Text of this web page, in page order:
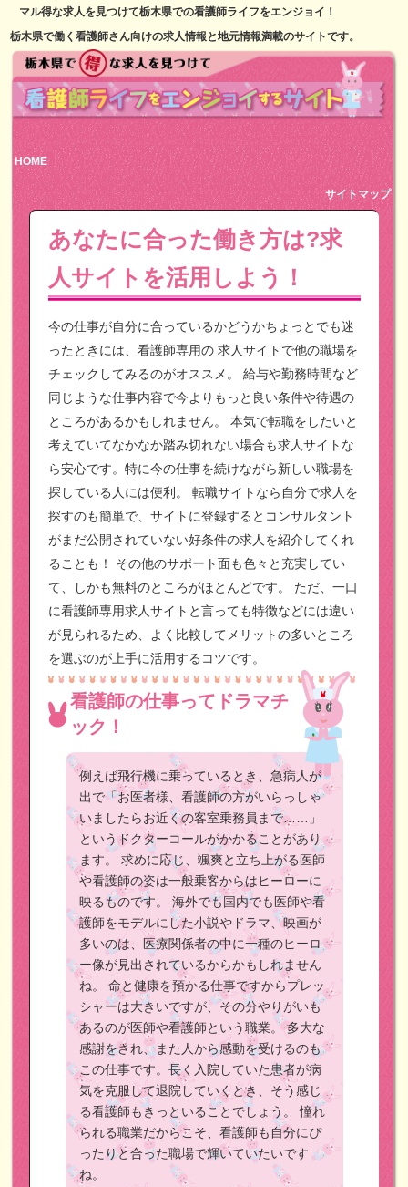
マル得な求人を見つけて栃木県での看護師ライフをエンジョイ！
栃木県で働く看護師さん向けの求人情報と地元情報満載のサイトです。
HOME
サイトマップ
あなたに合った働き方は?求
人サイトを活用しよう！
今の仕事が自分に合っているかどうかちょっとでも迷
ったときには、看護師専用の 求人サイトで他の職場を
チェックしてみるのがオススメ。
給与や勤務時間など
同じような仕事内容で今よりもっと良い条件や待遇の
ところがあるかもしれません。
本気で転職をしたいと
考えていてなかなか踏み切れない場合も求人サイトな
ら安心です。特に今の仕事を続けながら新しい職場を
探している人には便利。
転職サイトなら自分で求人を
探すのも簡単で、サイトに登録するとコンサルタント
がまだ公開されていない好条件の求人を紹介してくれ
ることも！
その他のサポート面も色々と充実してい
て、しかも無料のところがほとんどです。
ただ、一口
に看護師専用求人サイトと言っても特徴などには違い
が見られるため、よく比較してメリットの多いところ
を選ぶのが上手に活用するコツです。
看護師の仕事ってドラマチ
ック！
例えば飛行機に乗っているとき、急病人が
出で「お医者様、看護師の方がいらっしゃ
いましたらお近くの客室乗務員まで……」
というドクターコールがかかることがあり
ます。
求めに応じ、颯爽と立ち上がる医師
や看護師の姿は一般乗客からはヒーローに
映るものです。
海外でも国内でも医師や看
護師をモデルにした小説やドラマ、映画が
多いのは、医療関係者の中に一種のヒーロ
ー像が見出されているからかもしれません
ね。
命と健康を預かる仕事ですからプレッ
シャーは大きいですが、その分やりがいも
あるのが医師や看護師という職業。多大な
感謝をされ、また人から感動を受けるのも
この仕事です。長く入院していた患者が病
気を克服して退院していくとき、そう感じ
る看護師もきっといることでしょう。
憧れ
られる職業だからこそ、看護師も自分にぴ
ったりと合った職場で輝いていたいです
ね。